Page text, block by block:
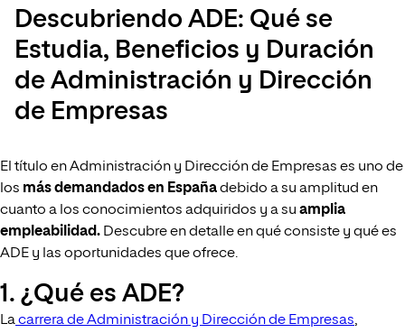
Descubriendo ADE: Qué se
Estudia, Beneficios y Duración
de Administración y Dirección
de Empresas
El título en Administración y Dirección de Empresas es uno de
los más demandados en Españadebido a su amplitud en
cuanto a los conocimientos adquiridos y a su amplia
empleabilidad. Descubre en detalle en qué consiste y qué es
ADE y las oportunidades que ofrece.
1. ¿Qué es ADE?
Lacarrera de Administración y Dirección de Empresas,